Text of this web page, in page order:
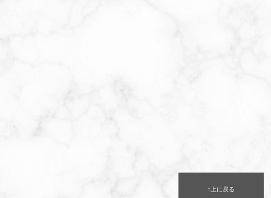
↑上に戻る